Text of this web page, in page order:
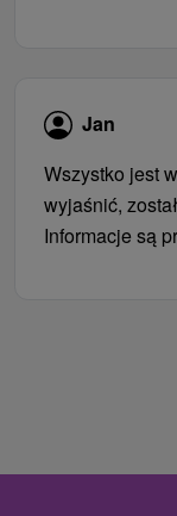
Jan
Wszystko jest
wyjaśnić,
Informacje są